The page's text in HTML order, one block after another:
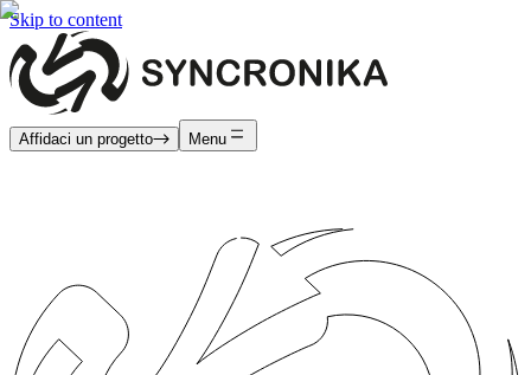
Skip to content
Affidaci un progetto Menu